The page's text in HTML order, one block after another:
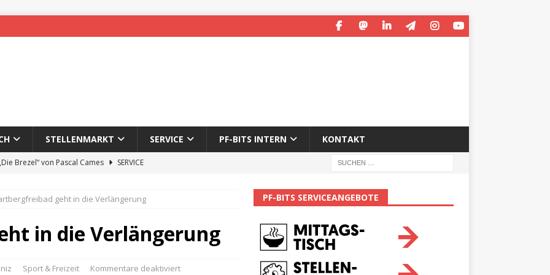
STELLENMARKT SERVICE PF-BITS INTERN KONTAKT
Brezel“ von Pascal Cames
SERVICE
des 65. Fasnetsumzugs Dillweißenstein
Karadeniz: Der Mann hinter PF-Bits lebt nicht mehr
geht in die Verlängerung
in die Verlängerung
Sport & Freizeit Kommentare deaktiviert
PF-BITS SERVICEANGEBOTE